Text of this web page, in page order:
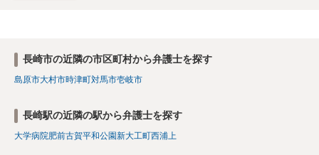
長崎市の近隣の市区町村から弁護士を探す
島原市大村市時津町対馬市壱岐市
長崎駅の近隣の駅から弁護士を探す
大学病院肥前古賀平和公園新大工町西浦上